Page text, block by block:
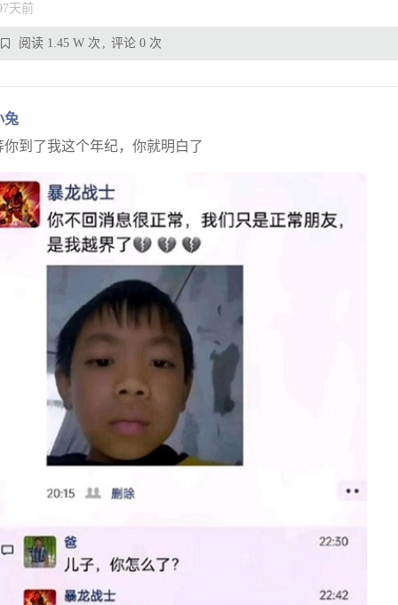
天前
阅读 1.45 W 次 评论 0 次
兔
你到了我这个年纪，你就明白了